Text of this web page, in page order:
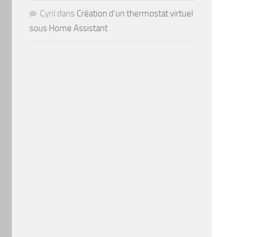
Cyril dans Création d’un thermostat virtuel
sous Home Assistant